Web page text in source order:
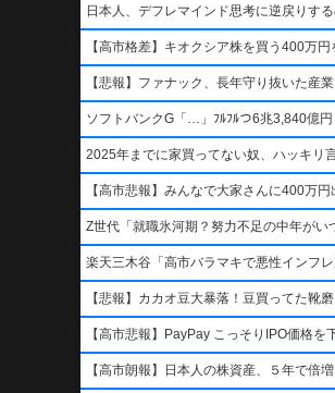
日本人、デフレマインド思考に逆戻りす
【高市格差】キオクシア株を買う400万
【悲報】ファナック、長年守り抜いた産
ソフトバンクG「…」ﾌﾙﾌﾙつ6兆3,840億
2025年までに家買ってない奴、ハッキリ
【高市悲報】みんなで大家さんに400万
Z世代「就職氷河期？努力不足の中年が
楽天三木谷「高市バラマキで悪性インフ
【悲報】カカオ豆大暴落！豆買ってた
【高市悲報】PayPay こっそりIPO価格を
【高市朗報】日本人の株資産、５年で倍